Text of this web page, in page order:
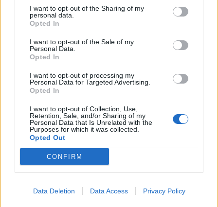
I want to opt-out of the Sharing of my
personal data.
Opted In
I want to opt-out of the Sale of my
Personal Data.
Opted In
I want to opt-out of processing my
Personal Data for Targeted Advertising.
Opted In
I want to opt-out of Collection, Use,
Retention, Sale, and/or Sharing of my
Personal Data that Is Unrelated with the
Purposes for which it was collected.
Opted Out
CONFIRM
Data Deletion Data Access Privacy Policy
K-oszlopába idegen lapokat tett rendszer, és nem tudom
szétszedni. (becsuktam, elmentem másmezőre, vissza, de
semmi javulás)
Gazda: szeva50 ID: 2531158
Szia.
Azt a játékot nem lehetett már menteni, mert a két
jobbszélső oszlopba beragadtak a kis lapok.
Újrakezdte Számodra, ez a jelenlegi állás:
Ha elakadnál ismét, gyere nyugodtan.
24.1.26